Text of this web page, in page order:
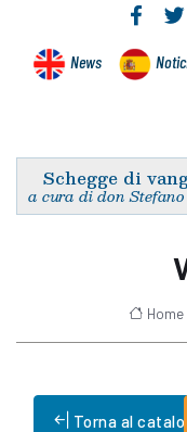
News
Schegge di
a cura di don
Home
Torna al